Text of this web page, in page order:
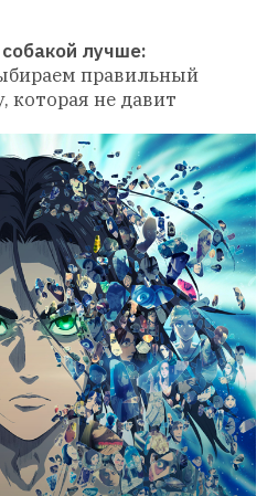
лучше:
правильный
не давит